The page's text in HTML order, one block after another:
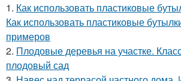
1. Как использовать пластиковые
Как использовать пластиковые
примеров
2. Плодовые деревья на участке.
плодовый сад